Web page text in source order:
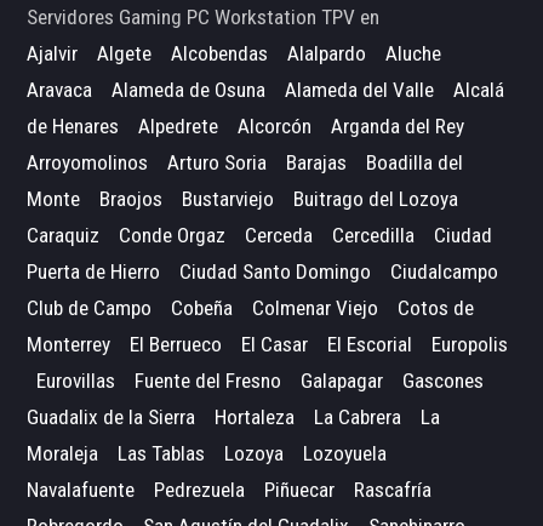
Servidores Gaming PC Workstation TPV en
Ajalvir
Algete Alcobendas Alalpardo
Aluche
Aravaca
Alameda de Osuna Alameda del Valle
Alcalá
de Henares
Alpedrete Alcorcón
Arganda del Rey
Arroyomolinos
Arturo Soria Barajas
Boadilla del
Monte
Braojos Bustarviejo
Buitrago del Lozoya
Caraquiz
Conde Orgaz Cerceda Cercedilla
Ciudad
Puerta de Hierro
Ciudad Santo Domingo
Ciudalcampo
Club de Campo
Cobeña Colmenar Viejo
Cotos de
Monterrey
El Berrueco El Casar El Escorial
Europolis
Eurovillas
Fuente del Fresno Galapagar
Gascones
Guadalix de la Sierra
Hortaleza La Cabrera
La
Moraleja
Las Tablas Lozoya
Lozoyuela
Navalafuente
Pedrezuela Piñuecar
Rascafría